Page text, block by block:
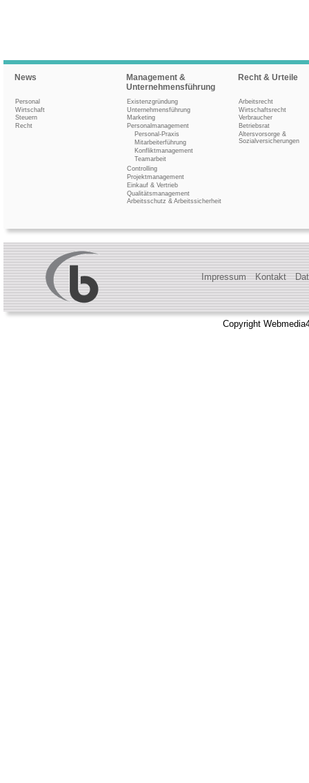
News
Personal
Wirtschaft
Steuern
Recht
Management &
Unternehmensführung
Existenzgründung
Unternehmensführung
Marketing
Personalmanagement
Personal-Praxis
Mitarbeiterführung
Konfliktmanagement
Teamarbeit
Controlling
Projektmanagement
Einkauf & Vertrieb
Qualitätsmanagement
Arbeitsschutz & Arbeitssicherheit
Recht & Urteile
Arbeitsrecht
Wirtschaftsrecht
Verbraucher
Betriebsrat
Altersvorsorge &
Sozialversicherungen
Impressum Kontakt
Copyright